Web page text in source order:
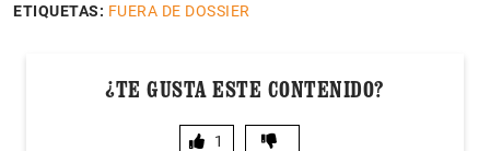
ETIQUETAS: FUERA DE DOSSIER
¿TE GUSTA ESTE CONTENIDO?
1